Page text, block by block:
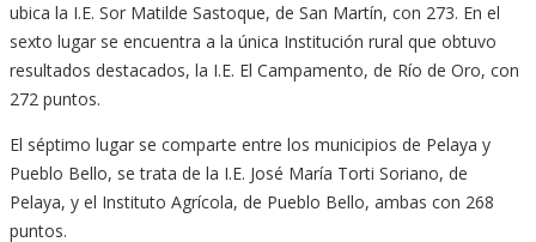
ubica la I.E. Sor Matilde Sastoque, de San Martín, con 273. En el
sexto lugar se encuentra a la única Institución rural que obtuvo
resultados destacados, la I.E. El Campamento, de Río de Oro, con
272 puntos.
El séptimo lugar se comparte entre los municipios de Pelaya y
Pueblo Bello, se trata de la I.E. José María Torti Soriano, de
Pelaya, y el Instituto Agrícola, de Pueblo Bello, ambas con 268
puntos.